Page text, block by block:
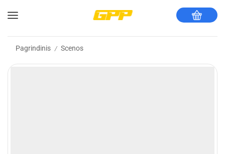
Pagrindinis / Scenos